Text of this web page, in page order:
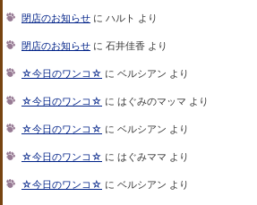
閉店のお知らせ に ハルト より
閉店のお知らせ に 石井佳香 より
☆今日のワンコ☆ に ベルシアン より
☆今日のワンコ☆ に はぐみのマッマ より
☆今日のワンコ☆ に ベルシアン より
☆今日のワンコ☆ に はぐみママ より
☆今日のワンコ☆ に ベルシアン より